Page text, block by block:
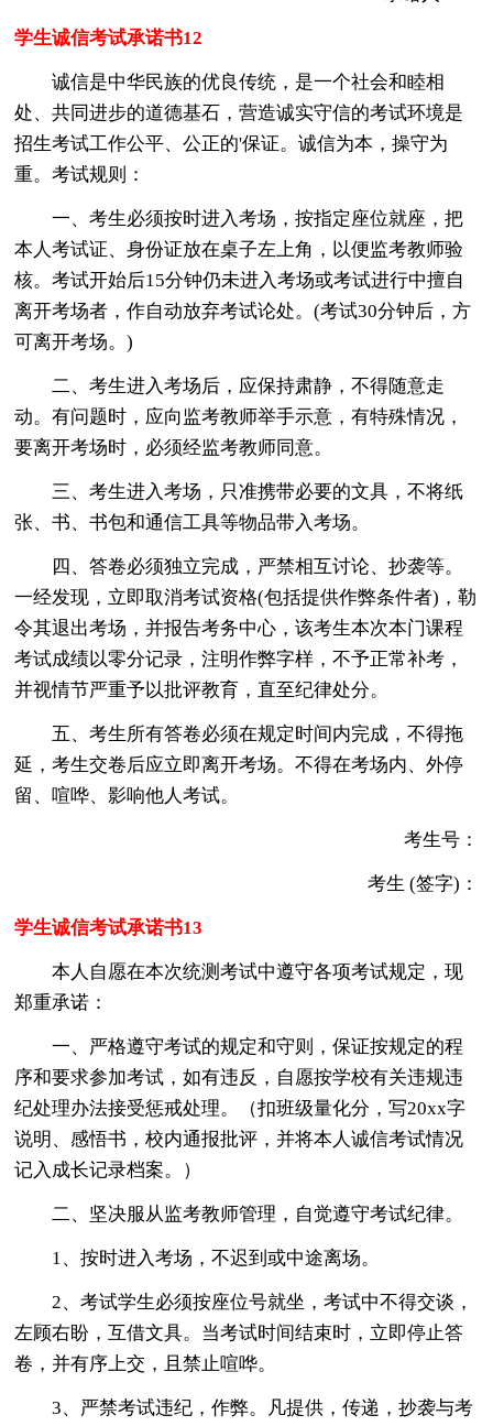
学生诚信考试承诺书12
诚信是中华民族的优良传统，是一个社会和睦相
处、共同进步的道德基石，营造诚实守信的考试环境是
招生考试工作公平、公正的'保证。诚信为本，操守为
重。考试规则：
一、考生必须按时进入考场，按指定座位就座，把
本人考试证、身份证放在桌子左上角，以便监考教师验
核。考试开始后15分钟仍未进入考场或考试进行中擅自
离开考场者，作自动放弃考试论处。(考试30分钟后，方
可离开考场。)
二、考生进入考场后，应保持肃静，不得随意走
动。有问题时，应向监考教师举手示意，有特殊情况，
要离开考场时，必须经监考教师同意。
三、考生进入考场，只准携带必要的文具，不将纸
张、书、书包和通信工具等物品带入考场。
四、答卷必须独立完成，严禁相互讨论、抄袭等。
一经发现，立即取消考试资格(包括提供作弊条件者)，勒
令其退出考场，并报告考务中心，该考生本次本门课程
考试成绩以零分记录，注明作弊字样，不予正常补考，
并视情节严重予以批评教育，直至纪律处分。
五、考生所有答卷必须在规定时间内完成，不得拖
延，考生交卷后应立即离开考场。不得在考场内、外停
留、喧哗、影响他人考试。
考生号：
考生 (签字)：
学生诚信考试承诺书13
本人自愿在本次统测考试中遵守各项考试规定，现
郑重承诺：
一、严格遵守考试的规定和守则，保证按规定的程
序和要求参加考试，如有违反，自愿按学校有关违规违
纪处理办法接受惩戒处理。（扣班级量化分，写20xx字
说明、感悟书，校内通报批评，并将本人诚信考试情况
记入成长记录档案。）
二、坚决服从监考教师管理，自觉遵守考试纪律。
1、按时进入考场，不迟到或中途离场。
2、考试学生必须按座位号就坐，考试中不得交谈，
左顾右盼，互借文具。当考试时间结束时，立即停止答
卷，并有序上交，且禁止喧哗。
3、严禁考试违纪，作弊。凡提供，传递，抄袭与考